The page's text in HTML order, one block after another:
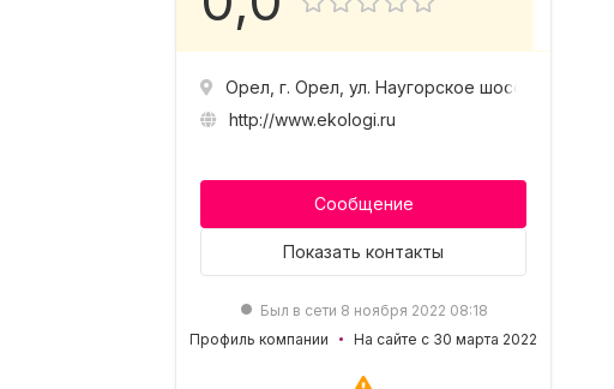
Орел, г. Орел, ул. Наугорское шоссе, д.5
http://www.ekologi.ru
Сообщение
Показать контакты
Был в сети 8 ноября 2022 08:18
Профиль компании
На сайте с 30 марта 2022